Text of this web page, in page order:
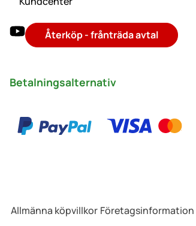
Återköp - frånträda avtal
Betalningsalternativ
Allmänna köpvillkor Företagsinformation